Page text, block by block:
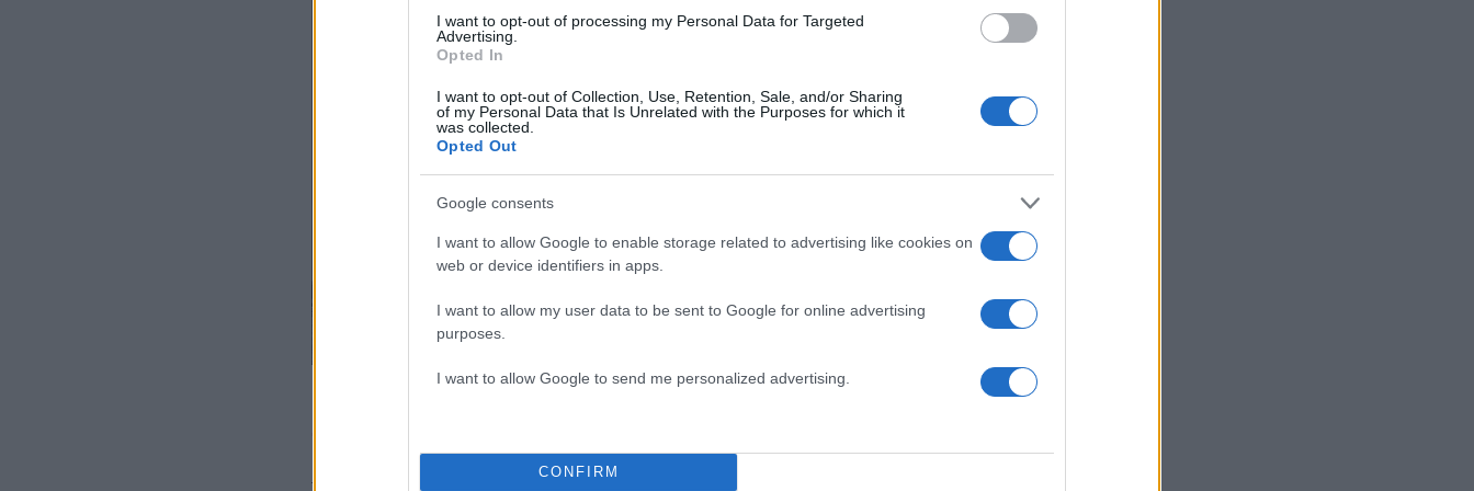
I want to opt-out of processing my Personal Data for Targeted
Advertising.
Opted In
I want to opt-out of Collection, Use, Retention, Sale, and/or Sharing
of my Personal Data that Is Unrelated with the Purposes for which it
was collected.
Opted Out
Google consents
I want to allow Google to enable storage related to advertising like cookies on
web or device identifiers in apps.
I want to allow my user data to be sent to Google for online advertising
purposes.
I want to allow Google to send me personalized advertising.
CONFIRM